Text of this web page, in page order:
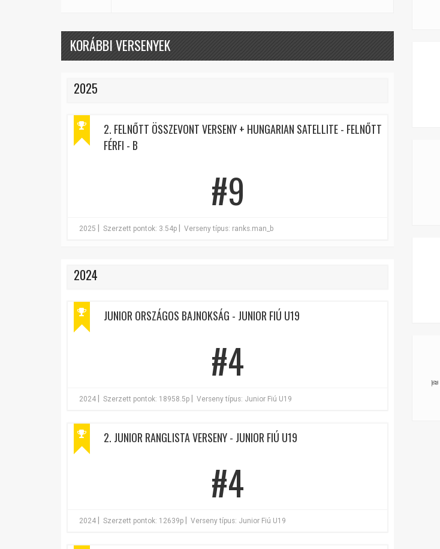
KORÁBBI VERSENYEK
2025
2. FELNŐTT ÖSSZEVONT VERSENY + HUNGARIAN SATELLITE - FELNŐTT
FÉRFI - B
#9
2025 Szerzett pontok: 3.54p Verseny típus: ranks.man_b
2024
JUNIOR ORSZÁGOS BAJNOKSÁG - JUNIOR FIÚ U19
#4
2024 Szerzett pontok: 18958.5p Verseny típus: Junior Fiú U19
2. JUNIOR RANGLISTA VERSENY - JUNIOR FIÚ U19
#4
2024 Szerzett pontok: 12639p Verseny típus: Junior Fiú U19